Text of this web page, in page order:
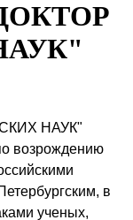
НАУК"
возрождению
в
ученых,